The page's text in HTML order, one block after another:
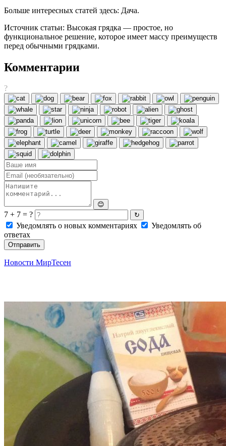
Больше интересных статей здесь: Дача.
Источник статьи: Высокая грядка — простое, но
функциональное решение, которое имеет массу преимуществ
перед обычными грядками.
Комментарии
?
😊
7 + 7 = ? ↻
Уведомлять о новых комментариях
Уведомлять об
ответах
Отправить
Новости МирТесен